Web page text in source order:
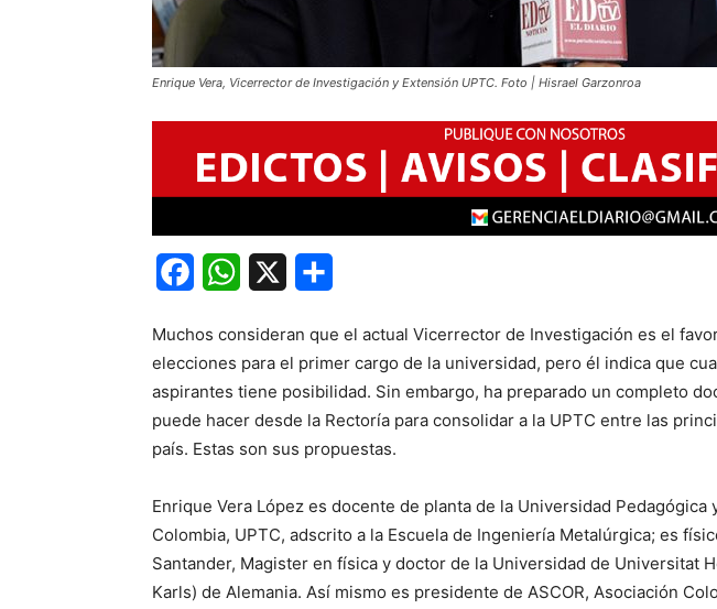
Enrique Vera, Vicerrector de Investigación y Extensión UPTC. Foto | Hisrael Garzonroa
FacebookWhatsApp
Muchos consideran que el actual Vicerrector de Investigación es el
elecciones para el primer cargo de la universidad, pero él indica que
aspirantes tiene posibilidad. Sin embargo, ha preparado un completo
puede hacer desde la Rectoría para consolidar a la UPTC entre las
país. Estas son sus propuestas.
Enrique Vera López es docente de planta de la Universidad Pedagógica
Colombia, UPTC, adscrito a la Escuela de Ingeniería Metalúrgica; es
Santander, Magister en física y doctor de la Universidad de Universitat
Karls) de Alemania. Así mismo es presidente de ASCOR, Asociación